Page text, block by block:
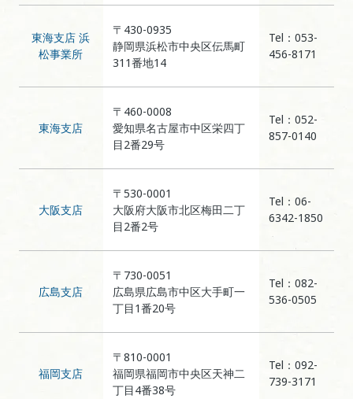
東海支店 浜
松事業所
〒430-0935
静岡県浜松市中央区伝馬町
311番地14
Tel：053-
456-8171
東海支店
〒460-0008
愛知県名古屋市中区栄四丁
目2番29号
Tel：052-
857-0140
大阪支店
〒530-0001
大阪府大阪市北区梅田二丁
目2番2号
Tel：06-
6342-1850
広島支店
〒730-0051
広島県広島市中区大手町一
丁目1番20号
Tel：082-
536-0505
福岡支店
〒810-0001
福岡県福岡市中央区天神二
丁目4番38号
Tel：092-
739-3171